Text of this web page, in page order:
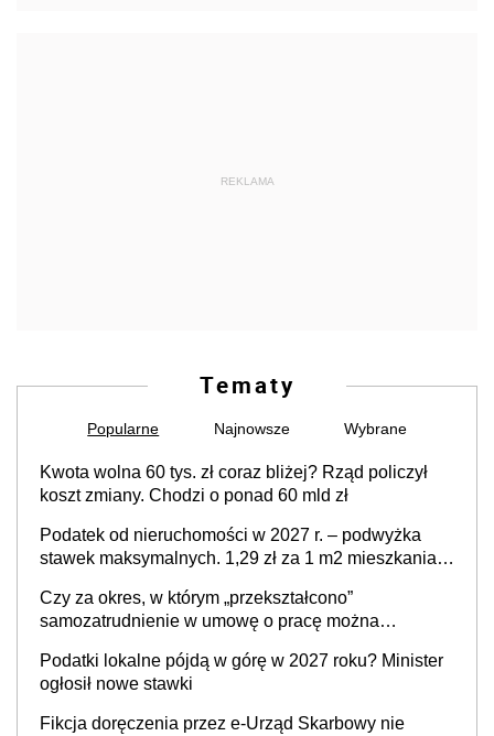
REKLAMA
Tematy
Popularne Najnowsze Wybrane
Kwota wolna 60 tys. zł coraz bliżej? Rząd policzył
koszt zmiany. Chodzi o ponad 60 mld zł
Podatek od nieruchomości w 2027 r. – podwyżka
stawek maksymalnych. 1,29 zł za 1 m2 mieszkania,
prowadzeniem działalności gospodarczej
Czy za okres, w którym „przekształcono”
samozatrudnienie w umowę o pracę można
cywilnoprawnej jedynym racjonalnym wyjściem
Podatki lokalne pójdą w górę w 2027 roku? Minister
ogłosił nowe stawki
Fikcja doręczenia przez e-Urząd Skarbowy nie